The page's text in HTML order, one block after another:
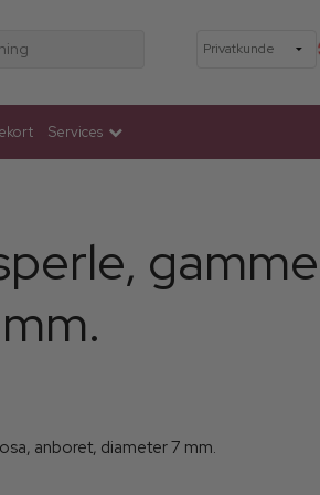
Services
anboret, diameter 7 mm.